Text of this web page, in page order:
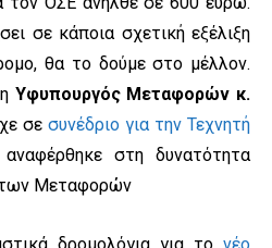
σε κάποια σχετική εξέλιξη
θα το δούμε στο μέλλον.
Υφυπουργός Μεταφορών κ.
σε συνέδριο για την Τεχνητή
στη δυνατότητα
των Μεταφορών